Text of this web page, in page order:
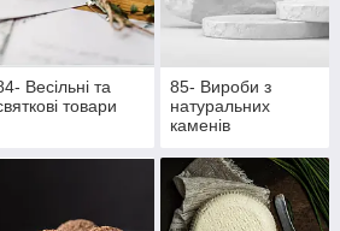
Весільні та
товари
85- Вироби з
натуральних
каменів